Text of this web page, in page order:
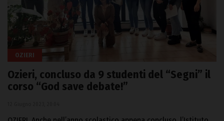
OZIERI
Ozieri, concluso da 9 studenti del “Segni” il
corso “God save debate!”